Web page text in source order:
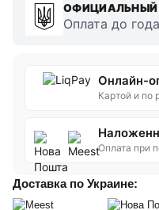
ОФИЦИАЛЬНЫЙ
Оплата до
Онлайн-
Картой и по
Оплата при
Доставка по Украине: